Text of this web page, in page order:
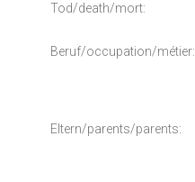
Tod/death/mort:
Beruf/occupation/métier:
Eltern/parents/parents: